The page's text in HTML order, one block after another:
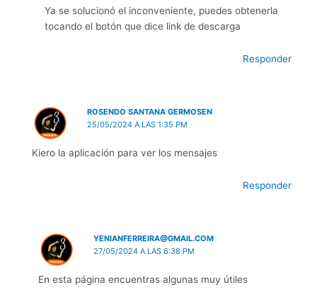
Ya se solucionó el inconveniente, puedes obtenerla
tocando el botón que dice link de descarga
Responder
ROSENDO SANTANA GERMOSEN
25/05/2024 A LAS 1:35 PM
Kiero la aplicación para ver los mensajes
Responder
YENIANFERREIRA@GMAIL.COM
27/05/2024 A LAS 6:38 PM
En esta página encuentras algunas muy útiles